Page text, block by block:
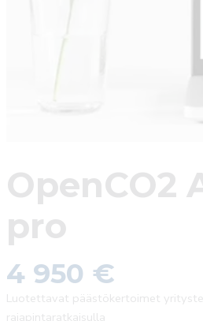
OpenCO2
pro
4 950 €
Luotettavat päästökertoimet
rajapintaratkaisulla